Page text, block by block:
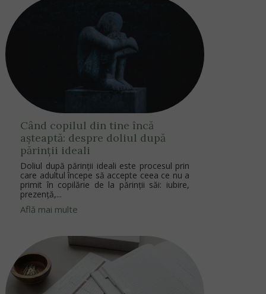
Când copilul din tine încă
așteaptă: despre doliul după
părinții ideali
Doliul după părinții ideali este procesul prin
care adultul începe să accepte ceea ce nu a
primit în copilărie de la părinții săi: iubire,
prezență,...
Află mai multe